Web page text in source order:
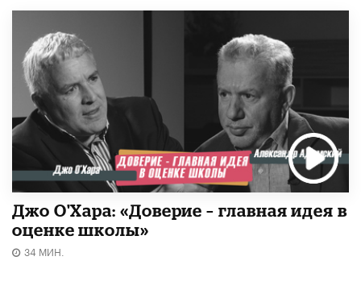
Джо О'Хара: «Доверие – главная идея в
оценке школы»
34 МИН.